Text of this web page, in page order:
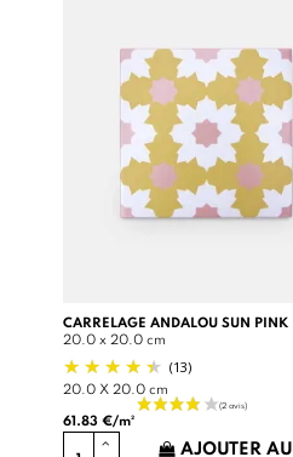
CARRELAGE ANDALOU SUN PINK
20.0 x 20.0 cm
(13)
20.0 X 20.0 cm
61.83 €/m²
AJOUTER AU